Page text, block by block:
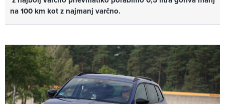
na 100 km kot z najmanj varčno.